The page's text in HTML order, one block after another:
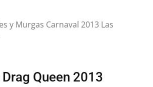
y Murgas Carnaval 2013 Las
Queen 2013